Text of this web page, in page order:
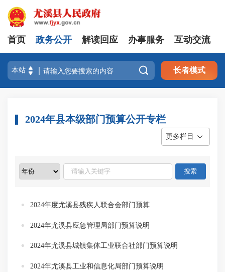
首页 政务公开 解读回应 办事服务 互动交流
 长者模式
2024年县本级部门预算公开专栏
更多栏目
2024年度尤溪县残疾人联合会部门预算
2024年尤溪县应急管理局部门预算说明
2024年尤溪县城镇集体工业联合社部门预算说明
2024年尤溪县工业和信息化局部门预算说明